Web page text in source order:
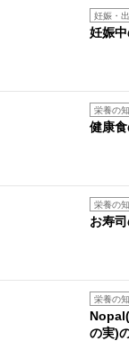
妊娠・
妊娠
栄養の
健康
栄養の
お寿
栄養の
の実)